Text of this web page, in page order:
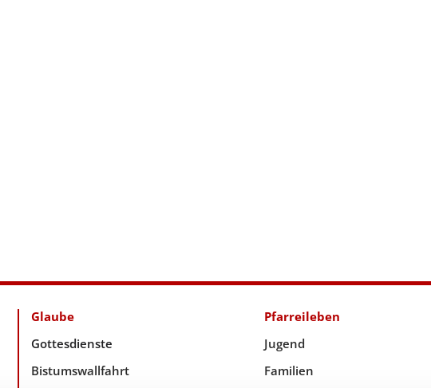
Glaube
Gottesdienste
Bistumswallfahrt
Pfarreileben
Jugend
Familien